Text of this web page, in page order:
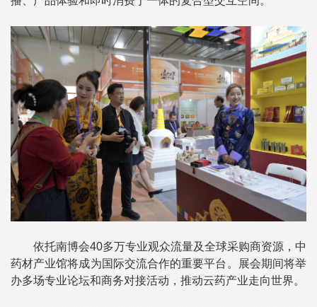
依托南博会40多万专业观众流量及全球采购商资源，中
药材产业馆将成为国际交流合作的重要平台。展会期间将举
办多场专业论坛和商务对接活动，推动云药产业走向世界。